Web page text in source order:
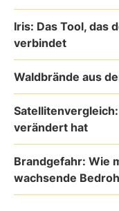
Iris: Das Tool, das
verbindet
Waldbrände aus
verändert hat
Brandgefahr: Wie
wachsende